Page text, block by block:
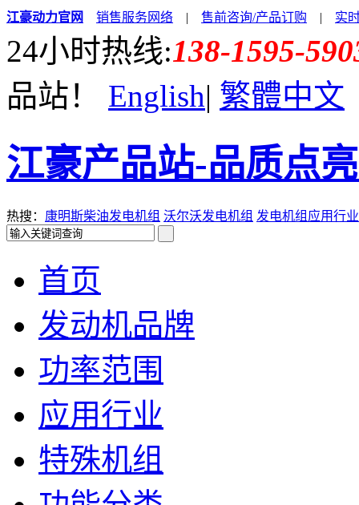
江豪动力官网 销售服务网络 | 售前咨询/产品订购 | 实
24小时热线:138-1595-
品站！ English| 繁體中文
江豪产品站-品质点
热搜： 康明斯柴油发电机组 沃尔沃发电机组 发电机组应用行业
首页
发动机品牌
功率范围
应用行业
特殊机组